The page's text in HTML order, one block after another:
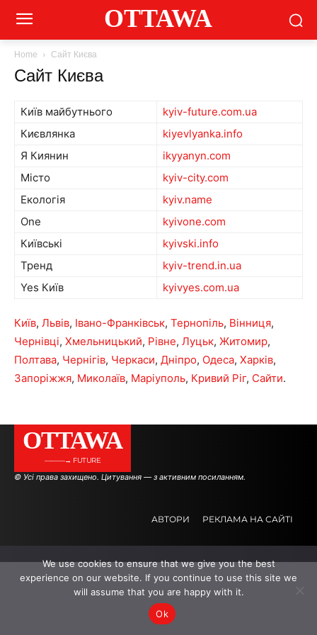
OTTAWA
Home Сайт Києва
Сайт Києва
Київ майбутнього
kyiv-future.com.ua
Києвлянка
kiyevlyanka.info
Я Киянин
ikyyanyn.com
Місто
kyiv-city.com
Екологія
kyiv.name
One
kyivone.com
Київські
kyivski.info
Тренд
kyiv-trend.in.ua
Yes Київ
kyivyes.com.ua
Київ, Львів, Івано-Франківськ, Тернопіль, Вінниця,
Чернівці, Хмельницький, Рівне, Луцьк, Житомир,
Полтава, Чернігів, Черкаси, Дніпро, Одеса, Харків,
Запоріжжя, Миколаїв, Маріуполь, Кривий Ріг, Сайти.
OTTAWA
———→ FUTURE
© Усі права захищено. Цитування — з активним посиланням.
АВТОРИ РЕКЛАМА НА САЙТІ
We use cookies to ensure that we give you the best
experience on our website. If you continue to use this site we
will assume that you are happy with it.
Ok